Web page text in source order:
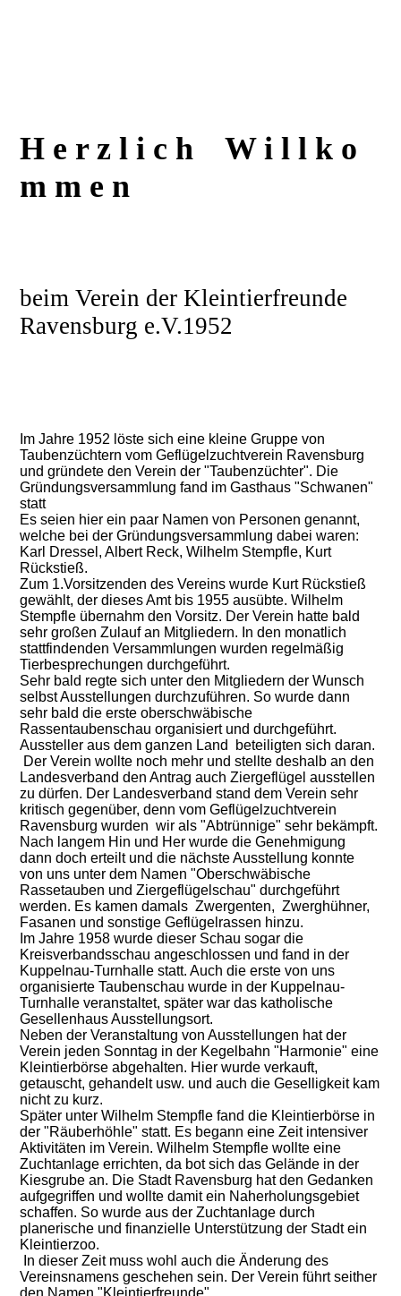
H e r z l i c h W i l l k o
m m e n
beim Verein der Kleintierfreunde
Ravensburg e.V.1952
Im Jahre 1952 löste sich eine kleine Gruppe von
Taubenzüchtern vom Geflügelzuchtverein Ravensburg
und gründete den Verein der "Taubenzüchter". Die
Gründungsversammlung fand im Gasthaus "Schwanen"
statt
Es seien hier ein paar Namen von Personen genannt,
welche bei der Gründungsversammlung dabei waren:
Karl Dressel, Albert Reck, Wilhelm Stempfle, Kurt
Rückstieß.
Zum 1.Vorsitzenden des Vereins wurde Kurt Rückstieß
gewählt, der dieses Amt bis 1955 ausübte. Wilhelm
Stempfle übernahm den Vorsitz. Der Verein hatte bald
sehr großen Zulauf an Mitgliedern. In den monatlich
stattfindenden Versammlungen wurden regelmäßig
Tierbesprechungen durchgeführt.
Sehr bald regte sich unter den Mitgliedern der Wunsch
selbst Ausstellungen durchzuführen. So wurde dann
sehr bald die erste oberschwäbische
Rassentaubenschau organisiert und durchgeführt.
Aussteller aus dem ganzen Land beteiligten sich daran.
Der Verein wollte noch mehr und stellte deshalb an den
Landesverband den Antrag auch Ziergeflügel ausstellen
zu dürfen. Der Landesverband stand dem Verein sehr
kritisch gegenüber, denn vom Geflügelzuchtverein
Ravensburg wurden wir als "Abtrünnige" sehr bekämpft.
Nach langem Hin und Her wurde die Genehmigung
dann doch erteilt und die nächste Ausstellung konnte
von uns unter dem Namen "Oberschwäbische
Rassetauben und Ziergeflügelschau" durchgeführt
werden. Es kamen damals Zwergenten, Zwerghühner,
Fasanen und sonstige Geflügelrassen hinzu.
Im Jahre 1958 wurde dieser Schau sogar die
Kreisverbandsschau angeschlossen und fand in der
Kuppelnau-Turnhalle statt. Auch die erste von uns
organisierte Taubenschau wurde in der Kuppelnau-
Turnhalle veranstaltet, später war das katholische
Gesellenhaus Ausstellungsort.
Neben der Veranstaltung von Ausstellungen hat der
Verein jeden Sonntag in der Kegelbahn "Harmonie" eine
Kleintierbörse abgehalten. Hier wurde verkauft,
getauscht, gehandelt usw. und auch die Geselligkeit kam
nicht zu kurz.
Später unter Wilhelm Stempfle fand die Kleintierbörse in
der "Räuberhöhle" statt. Es begann eine Zeit intensiver
Aktivitäten im Verein. Wilhelm Stempfle wollte eine
Zuchtanlage errichten, da bot sich das Gelände in der
Kiesgrube an. Die Stadt Ravensburg hat den Gedanken
aufgegriffen und wollte damit ein Naherholungsgebiet
schaffen. So wurde aus der Zuchtanlage durch
planerische und finanzielle Unterstützung der Stadt ein
Kleintierzoo.
In dieser Zeit muss wohl auch die Änderung des
Vereinsnamens geschehen sein. Der Verein führt seither
den Namen "Kleintierfreunde".